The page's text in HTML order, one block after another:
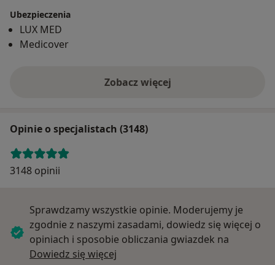
Ubezpieczenia
LUX MED
Medicover
Zobacz więcej
Opinie o specjalistach (3148)
3148 opinii
Sprawdzamy wszystkie opinie. Moderujemy je
zgodnie z naszymi zasadami, dowiedz się więcej o
opiniach i sposobie obliczania gwiazdek na
Dowiedz się więcej